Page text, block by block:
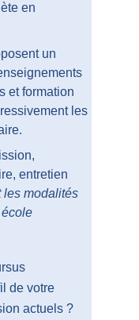
en
un
et formation
les
entretien
les modalités
de votre
actuels ?